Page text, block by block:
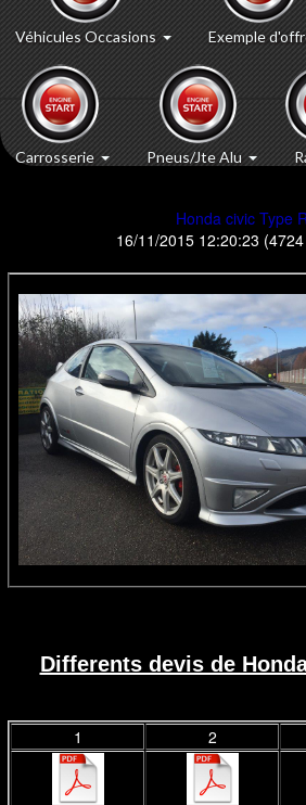
Véhicules Occasions Exemple
Carrosserie Pneus/Jte Alu
Honda civic Type R
16/11/2015 12:20:23 (
Differents devis de
1 2